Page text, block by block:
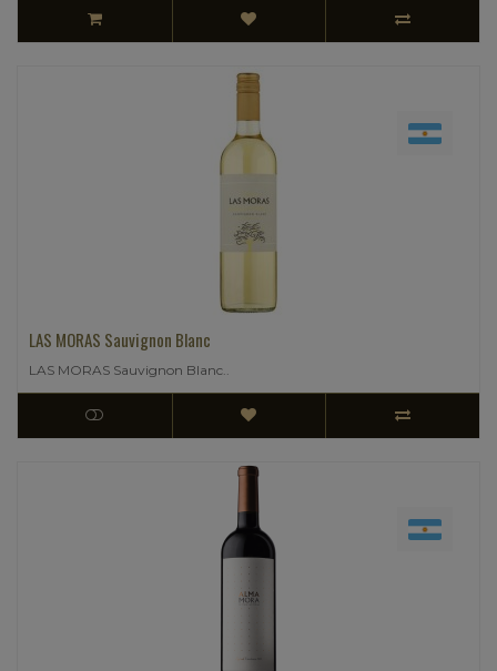
LAS MORAS Sauvignon Blanc
LAS MORAS Sauvignon Blanc..